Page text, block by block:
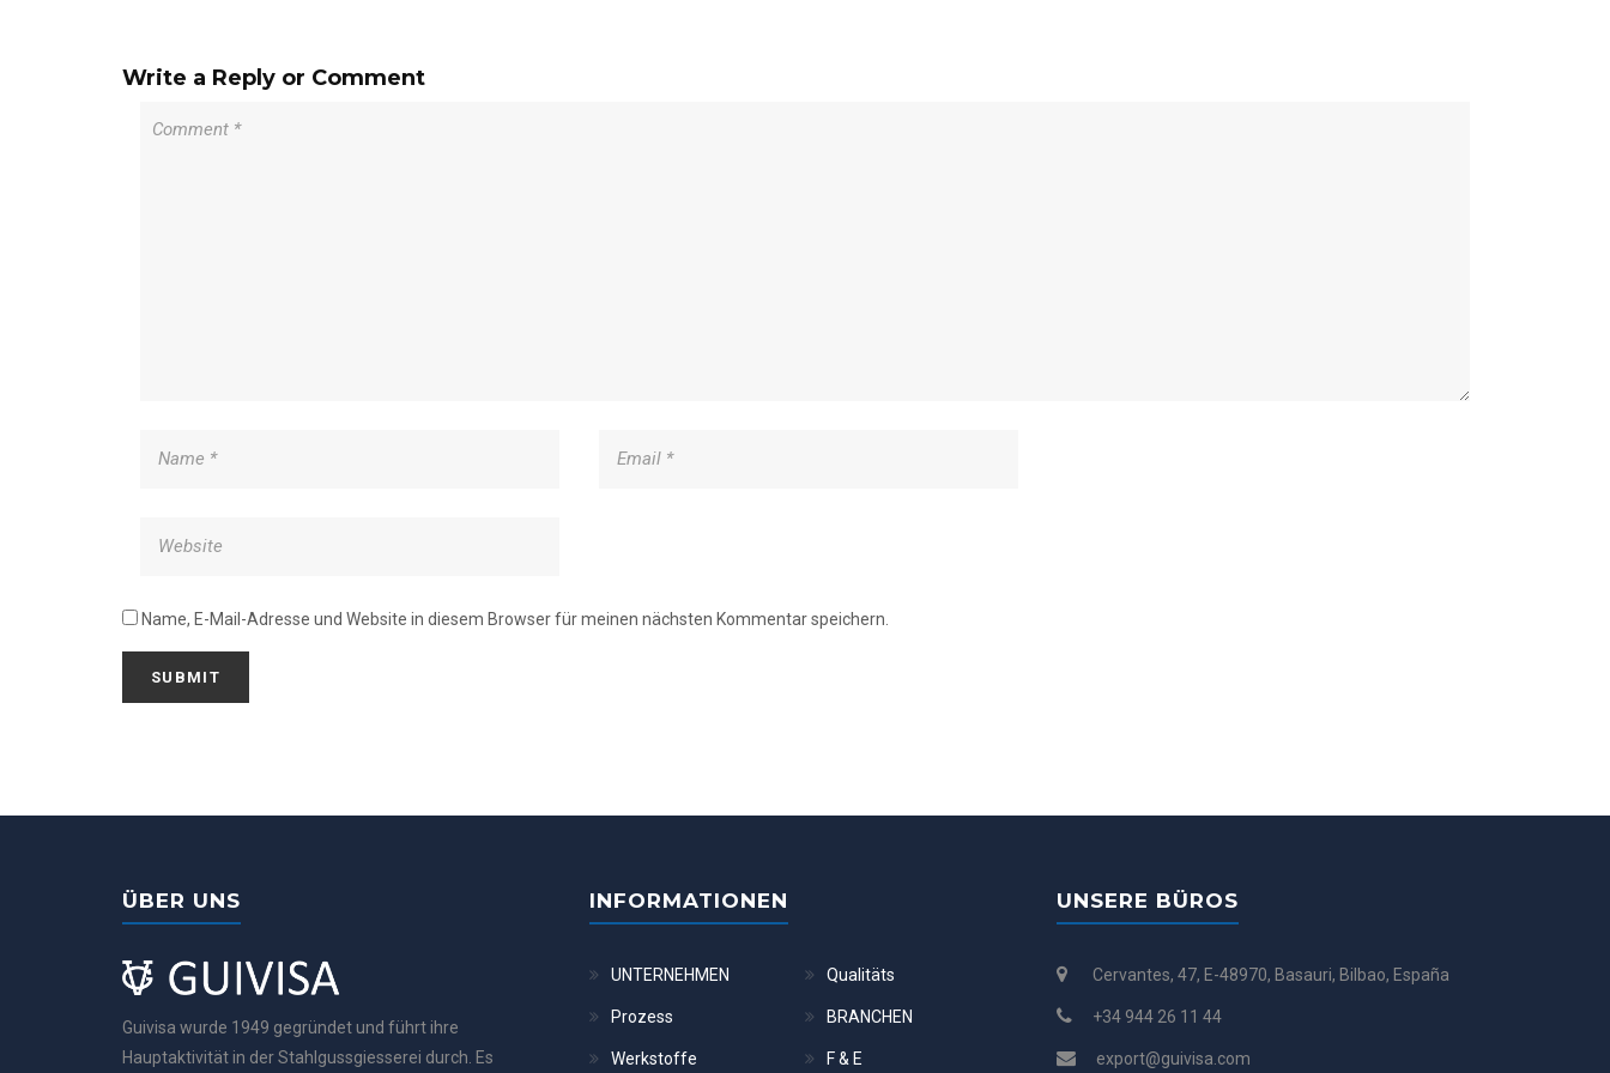
Write a Reply or Comment
Name, E-Mail-Adresse und Website in diesem Browser für meinen nächsten Kommentar speichern.
ÜBER UNS
Guivisa wurde 1949 gegründet und führt ihre
Hauptaktivität in der Stahlgussgiesserei durch. Es
INFORMATIONEN
UNTERNEHMEN Qualitäts
Prozess BRANCHEN
Werkstoffe F & E
UNSERE BÜROS
Cervantes, 47, E-48970, Basauri, Bilbao, España
+34 944 26 11 44
export@guivisa.com